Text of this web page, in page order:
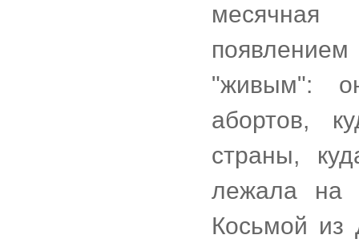
месячная
"живым":
абортов,
страны,
лежала на
Косьмой из